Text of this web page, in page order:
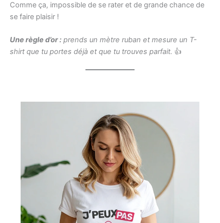
Comme ça, impossible de se rater et de grande chance de
se faire plaisir !
Une règle d’or : prends un mètre ruban et mesure un T-
shirt que tu portes déjà et que tu trouves parfait. 👍